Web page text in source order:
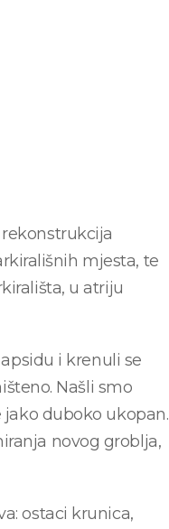
mjesta, te
u atriju
i krenuli se
Našli smo
jako duboko ukopan.
novog groblja,
ostaci krunica,